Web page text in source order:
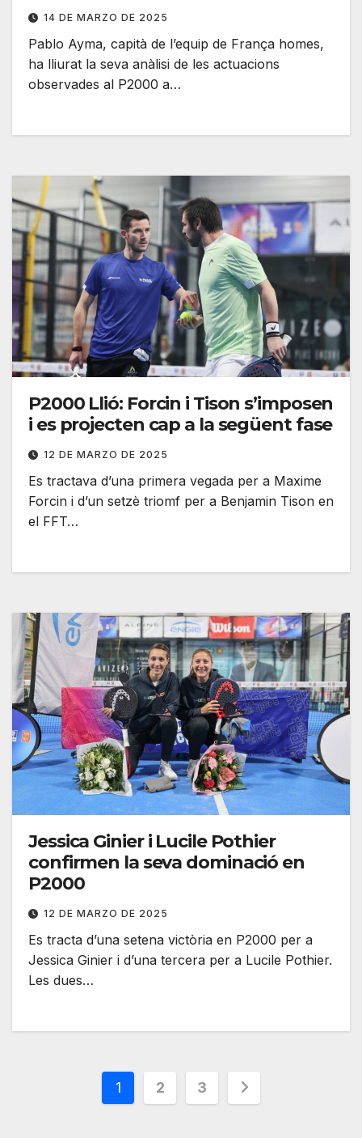
14 DE MARZO DE 2025
Pablo Ayma, capità de l’equip de França homes,
ha lliurat la seva anàlisi de les actuacions
observades al P2000 a…
P2000 Llió: Forcin i Tison s’imposen
i es projecten cap a la següent fase
12 DE MARZO DE 2025
Es tractava d’una primera vegada per a Maxime
Forcin i d’un setzè triomf per a Benjamin Tison en
el FFT…
Jessica Ginier i Lucile Pothier
confirmen la seva dominació en
P2000
12 DE MARZO DE 2025
Es tracta d’una setena victòria en P2000 per a
Jessica Ginier i d’una tercera per a Lucile Pothier.
Les dues…
Paginación
1 2 3